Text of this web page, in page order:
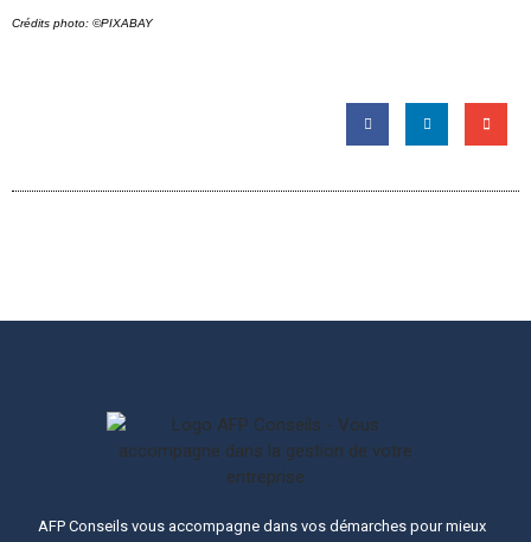
Crédits photo: ©PIXABAY
AFP Conseils vous accompagne dans vos démarches pour mieux